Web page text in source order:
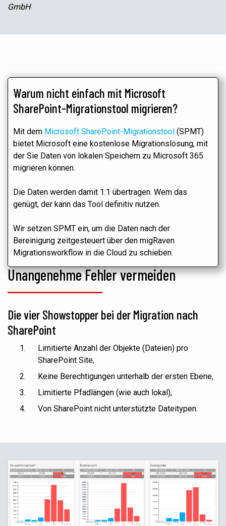
GmbH
Warum nicht einfach mit Microsoft
SharePoint-Migrationstool migrieren?
Mit dem Microsoft SharePoint-Migrationstool (SPMT)
bietet Microsoft eine kostenlose Migrationslösung, mit
der Sie Daten von lokalen Speichern zu Microsoft 365
migrieren können.
Die Daten werden damit 1:1 übertragen. Wem das
genügt, der kann das Tool definitiv nutzen.
Wir setzen SPMT ein, um die Daten nach der
Bereinigung zeitgesteuert über den migRaven
Migrationsworkflow in die Cloud zu schieben.
Unangenehme Fehler vermeiden
Die vier Showstopper bei der Migration nach
SharePoint
Limitierte Anzahl der Objekte (Dateien) pro
SharePoint Site,
Keine Berechtigungen unterhalb der ersten Ebene,
Limitierte Pfadlängen (wie auch lokal),
Von SharePoint nicht unterstützte Dateitypen.